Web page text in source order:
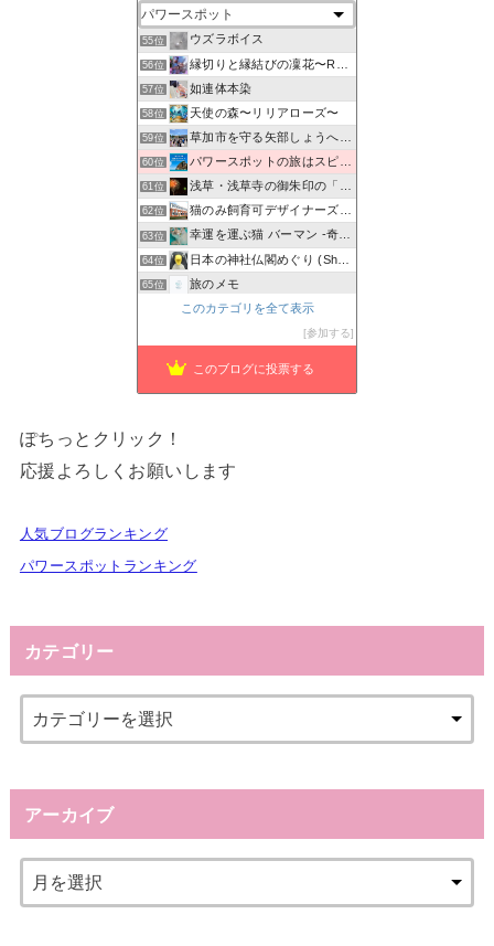
54位 解体業者world Mr.キングの日常♪
55位 ウズラボイス
56位 縁切りと縁結びの凜花〜Reincarnation〜
57位 如連体本染
58位 天使の森〜リリアローズ〜
59位 草加市を守る矢部しょうへいの会のブログ
60位 パワースポットの旅はスピリチュアル！
61位 浅草・浅草寺の御朱印の「種類・値段・待ち時間・混雑状況」お…
62位 猫のみ飼育可デザイナーズ物件 prima-fortuna
63位 幸運を運ぶ猫 バーマン -奇跡のキャッテリー物語-
64位 日本の神社仏閣めぐり (Shrine Japan Info)
65位 旅のメモ
パワースポット
アンチエイジングとパワースポットのブログ
このカテゴリを全て表示
参加する
このブログに投票する
ぽちっとクリック！
応援よろしくお願いします
人気ブログランキング
パワースポットランキング
カテゴリー
アーカイブ